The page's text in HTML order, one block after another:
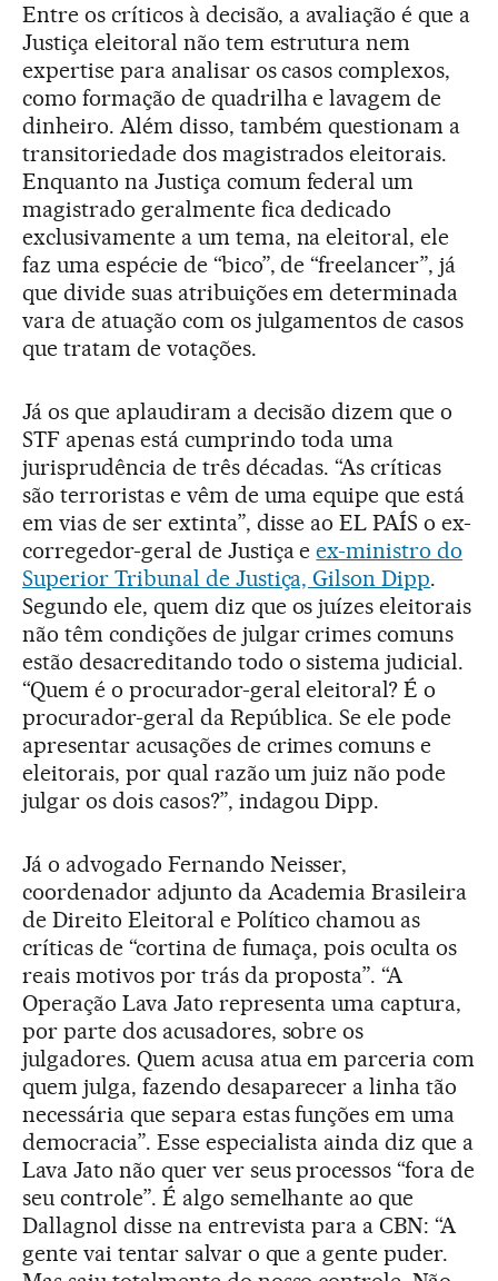
Entre os críticos à decisão, a avaliação é que a
Justiça eleitoral não tem estrutura nem
expertise para analisar os casos complexos,
como formação de quadrilha e lavagem de
dinheiro. Além disso, também questionam a
transitoriedade dos magistrados eleitorais.
Enquanto na Justiça comum federal um
magistrado geralmente fica dedicado
exclusivamente a um tema, na eleitoral, ele
faz uma espécie de “bico”, de “freelancer”, já
que divide suas atribuições em determinada
vara de atuação com os julgamentos de casos
que tratam de votações.
Já os que aplaudiram a decisão dizem que o
STF apenas está cumprindo toda uma
jurisprudência de três décadas. “As críticas
são terroristas e vêm de uma equipe que está
em vias de ser extinta”, disse ao EL PAÍS o ex-
corregedor-geral de Justiça eex-ministro do
Superior Tribunal de Justiça, Gilson Dipp.
Segundo ele, quem diz que os juízes eleitorais
não têm condições de julgar crimes comuns
estão desacreditando todo o sistema judicial.
“Quem é o procurador-geral eleitoral? É o
procurador-geral da República. Se ele pode
apresentar acusações de crimes comuns e
eleitorais, por qual razão um juiz não pode
julgar os dois casos?”, indagou Dipp.
Já o advogado Fernando Neisser,
coordenador adjunto da Academia Brasileira
de Direito Eleitoral e Político chamou as
críticas de “cortina de fumaça, pois oculta os
reais motivos por trás da proposta”. “A
Operação Lava Jato representa uma captura,
por parte dos acusadores, sobre os
julgadores. Quem acusa atua em parceria com
quem julga, fazendo desaparecer a linha tão
necessária que separa estas funções em uma
democracia”. Esse especialista ainda diz que a
Lava Jato não quer ver seus processos “fora de
seu controle”. É algo semelhante ao que
Dallagnol disse na entrevista para a CBN: “A
gente vai tentar salvar o que a gente puder.